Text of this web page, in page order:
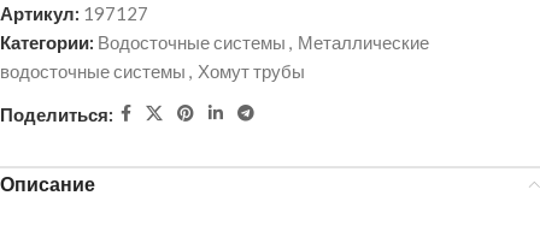
Артикул: 197127
Категории: Водосточные системы , Металлические
водосточные системы , Хомут трубы
Поделиться:
Описание